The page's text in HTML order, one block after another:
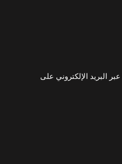
البريد الإلكتروني على